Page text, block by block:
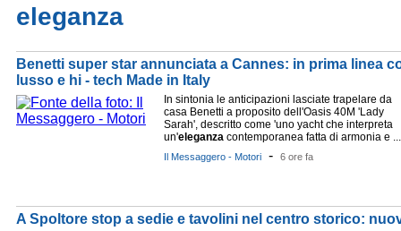
eleganza
Benetti super star annunciata a Cannes: in prima linea
lusso e hi - tech Made in Italy
In sintonia le anticipazioni lasciate trapelare da
casa Benetti a proposito dell'Oasis 40M 'Lady
Sarah', descritto come 'uno yacht che interpreta
un'eleganza contemporanea fatta di armonia e ...
Il Messaggero - Motori - 6 ore fa
A Spoltore stop a sedie e tavolini nel centro storico: